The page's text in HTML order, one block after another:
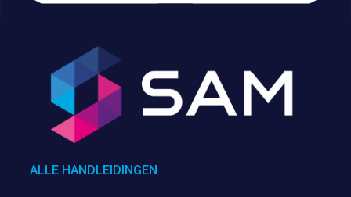
ALLE HANDLEIDINGEN